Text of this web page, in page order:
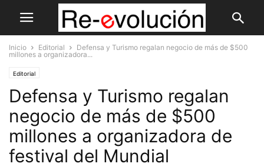
Inicio Editorial
Defensa y Turismo regalan negocio de más de $500
millones a organizadora...
Editorial
Defensa y Turismo regalan
negocio de más de $500
millones a organizadora de
festival del Mundial